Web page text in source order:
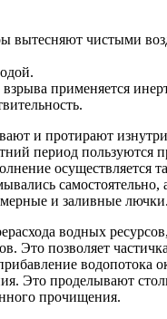
вытесняют чистыми
применяется
и протирают
период пользуются
осуществляется
самостоятельно,
и заливные лючки.
водных
Это позволяет
водопотока
Это проделывают
прочищения.